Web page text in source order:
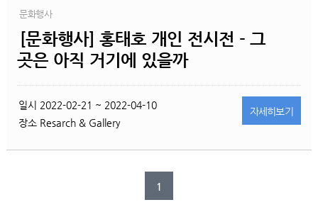
문화행사
[문화행사] 홍태호 개인 전시전 - 그
곳은 아직 거기에 있을까
일시 2022-02-21 ~ 2022-04-10
장소 Resarch & Gallery
자세히보기
1